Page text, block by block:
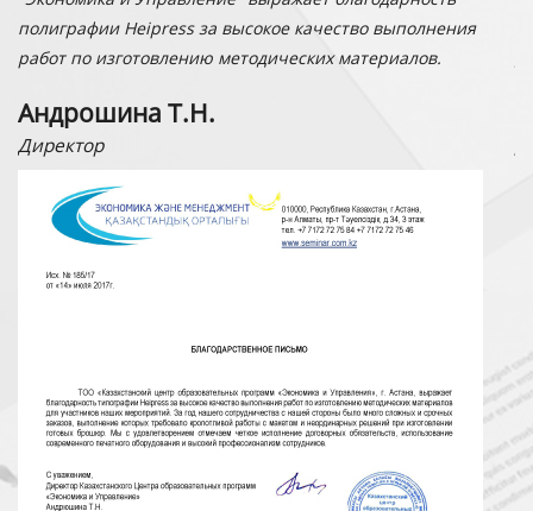
полиграфии Heipress за высокое качество выполнения
работ по изготовлению методических материалов.
Андрошина Т.Н.
Директор